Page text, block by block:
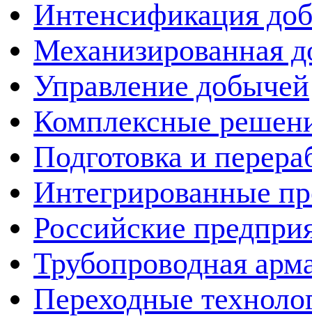
Интенсификация
Механизированная
Управление добычей
Комплексные
Подготовка и
Интегрированные
Российские
Трубопроводная
Переходные